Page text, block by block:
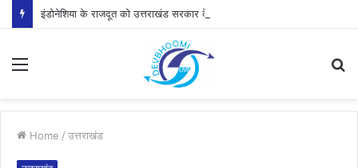
इंडोनेशिया के राजदूत को उत्तराखंड सरकार के प्रयासों की जानकारी दी
Menu
Home / उत्तराखंड